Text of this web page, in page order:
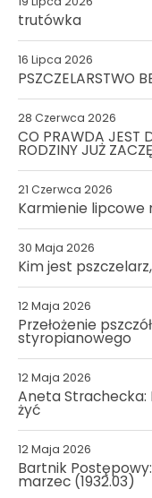
trutówka
16 Lipca 2026
PSZCZELARSTWO
28 Czerwca 2026
CO PRAWDA JEST
RODZINY JUŻ
21 Czerwca 2026
Karmienie lipcowe
30 Maja 2026
Kim jest
12 Maja 2026
Przełożenie
styropianowego
12 Maja 2026
Aneta Strachecka:
żyć
12 Maja 2026
Bartnik
marzec (1932.03)